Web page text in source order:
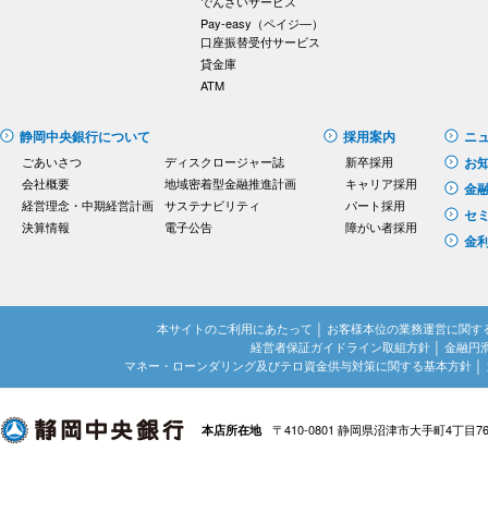
Pay-easy（ペイジ―）
口座振替受付サービス
貸金庫
ATM
静岡中央銀行について
ごあいさつ
会社概要
経営理念・中期経営計画
決算情報
ディスクロージャー誌
地域密着型金融推進計画
サステナビリティ
電子公告
採用案内
新卒採用
キャリア採用
パート採用
障がい者採用
ニ
お
金
セ
金
本サイトのご利用にあたって │ お客様本位の業務運営に関す
経営者保証ガイドライン取組方針│ 金融円
マネー・ローンダリング及びテロ資金供与対策に関する基本方針 │
本店所在地 〒410-0801 静岡県沼津市大手町4丁目